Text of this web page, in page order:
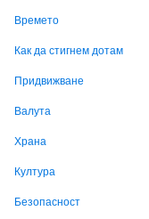
Времето
Как да стигнем дотам
Придвижване
Валута
Храна
Култура
Безопасност